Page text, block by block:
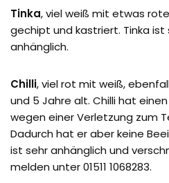
Tinka, viel weiß mit etwas
gechipt und kastriert. Tinka
anhänglich.
Chilli, viel rot mit weiß,
und 5 Jahre alt. Chilli hat
wegen einer Verletzung zum
Dadurch hat er aber keine
ist sehr anhänglich und
melden unter 01511 1068283.